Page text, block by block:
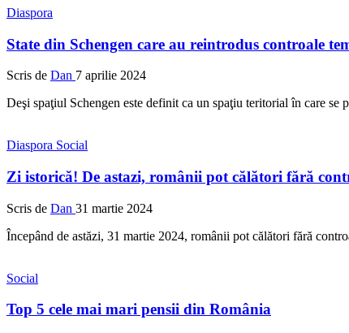
Diaspora
State din Schengen care au reintrodus controale
Scris de Dan 7 aprilie 2024
Deşi spaţiul Schengen este definit ca un spaţiu teritorial în care
Diaspora Social
Zi istorică! De astazi, românii pot călători fără
Scris de Dan 31 martie 2024
Începând de astăzi, 31 martie 2024, românii pot călători fără
Social
Top 5 cele mai mari pensii din România